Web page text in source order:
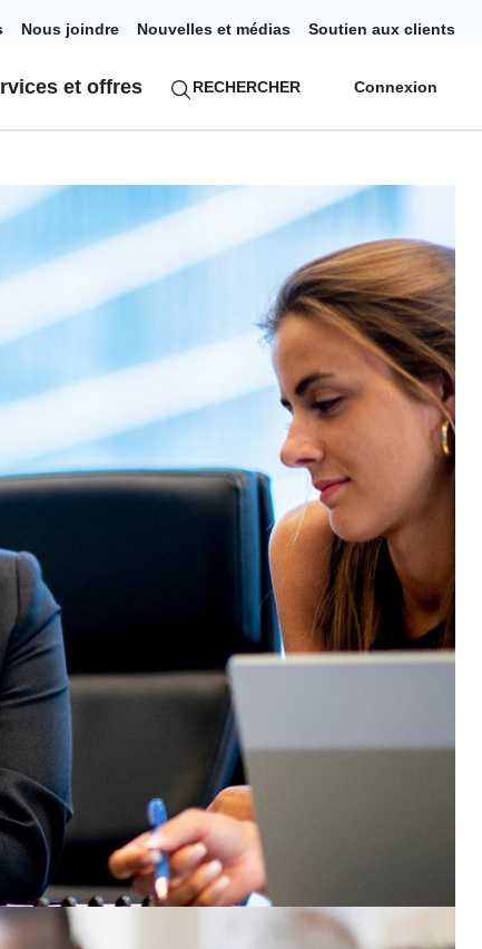
Nous joindre Nouvelles et médias Soutien aux clients
et offres RECHERCHER Connexion